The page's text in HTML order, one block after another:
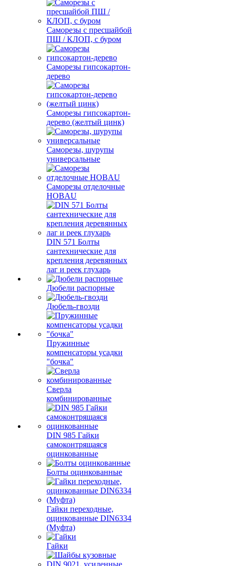
Саморезы с пресшайбой
ПШ / КЛОП, с буром
Саморезы гипсокартон-
дерево
Саморезы гипсокартон-
дерево (желтый цинк)
Саморезы, шурупы
универсальные
Саморезы отделочные
HOBAU
DIN 571 Болты
сантехнические для
крепления деревянных
лаг и реек глухарь
Дюбели распорные
Дюбель-гвозди
Пружинные
компенсаторы усадки
"бочка"
Сверла
комбинированные
DIN 985 Гайки
самоконтрящаяся
оцинкованные
Болты оцинкованные
Гайки переходные,
оцинкованные DIN6334
(Муфта)
Гайки